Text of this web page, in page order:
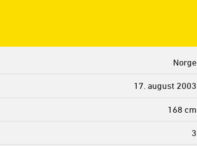
Norge
17. august 2003
168 cm
3